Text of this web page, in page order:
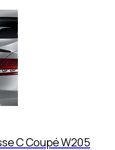
C Coupé W205